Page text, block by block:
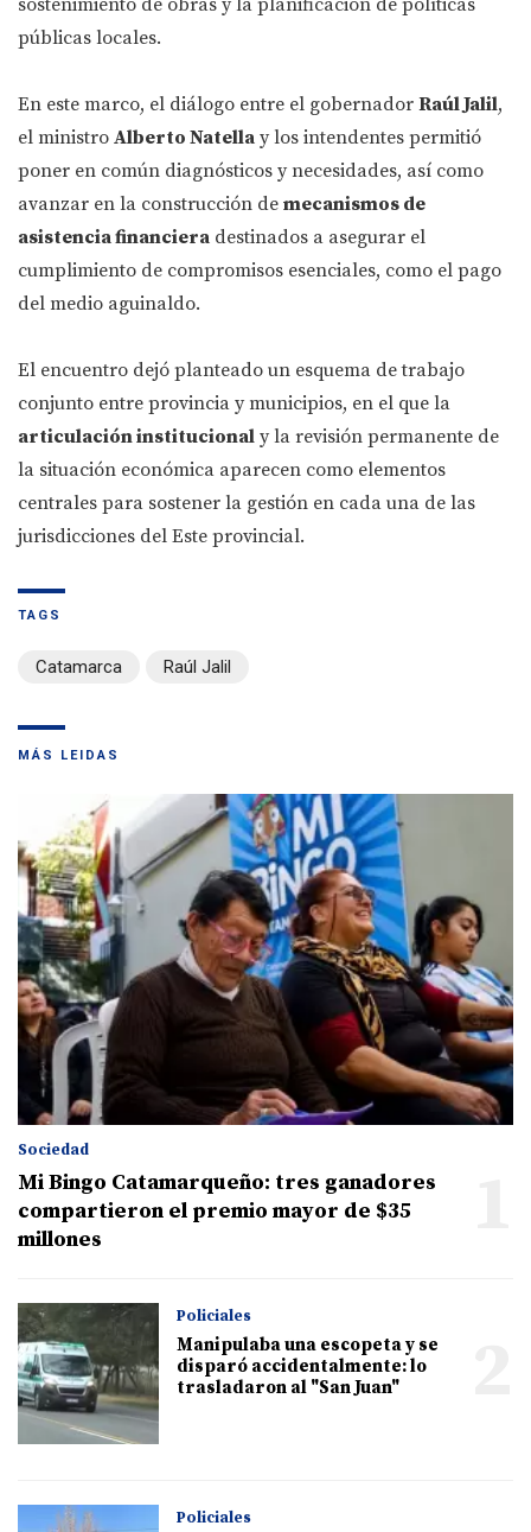
sostenimiento de obras y la planificación de políticas
públicas locales.
En este marco, el diálogo entre el gobernador Raúl Jalil,
el ministro Alberto Natella y los intendentes permitió
poner en común diagnósticos y necesidades, así como
avanzar en la construcción de mecanismos de
asistencia financiera destinados a asegurar el
cumplimiento de compromisos esenciales, como el pago
del medio aguinaldo.
El encuentro dejó planteado un esquema de trabajo
conjunto entre provincia y municipios, en el que la
articulación institucional y la revisión permanente de
la situación económica aparecen como elementos
centrales para sostener la gestión en cada una de las
jurisdicciones del Este provincial.
TAGS
Catamarca Raúl Jalil
MÁS LEIDAS
Sociedad
Mi Bingo Catamarqueño: tres ganadores
compartieron el premio mayor de $35
millones
Policiales
Manipulaba una escopeta y se
disparó accidentalmente: lo
trasladaron al "San Juan"
Policiales